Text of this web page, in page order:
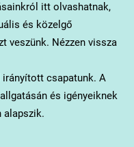
itt olvashatnak,
és közelgő
veszünk. Nézzen vissza
csapatunk. A
és igényeiknek
alapszik.